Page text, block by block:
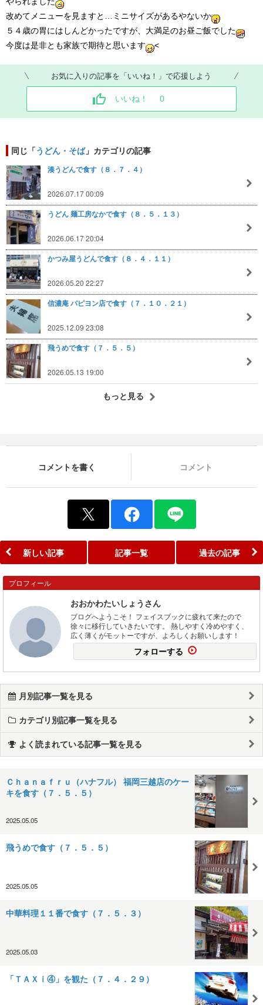
改めてメニューを見ますと…ミニサイズがあるやないか
５４歳の胃にはしんどかったですが、大満足のお昼ご飯でした
今度は是非とも家族で期待と思います
<
お気に入りの記事を「いいね！」で応援しよう
いいね！ 0
同じ「うどん・そば」カテゴリの記事
湊うどんで食す（８．７．４）
2026.07.17 00:09
うどん 麺工房なかで食す（８．５．１３）
2026.06.17 20:04
かつみ屋うどんで食す（８．４．１１）
2026.05.20 22:27
信濃庵 パピヨン店で食す（７．１０．２１）
2025.12.09 23:08
飛うめで食す（７．５．５）
2026.05.13 19:00
もっと見る
コメントを書く コメント
新しい記事 記事一覧 過去の記事
プロフィール
おおかわたいしょうさん
ブログへようこそ！ フェイスブックに疲れて来たので
徐々に移行していきたいです。 熱しやすく冷めやすく、
広く薄くがモットーですが、よろしくお願いします！
フォローする
月別記事一覧を見る
カテゴリ別記事一覧を見る
よく読まれている記事一覧を見る
Ｃｈａｎａｆｒｕ（ハナフル） 福岡三越店のケー
キを食す（７．５．５）
2025.05.05
飛うめで食す（７．５．５）
2025.05.05
中華料理１１番で食す（７．５．３）
2025.05.03
「ＴＡＸｉ④」を観た（７．４．２９）